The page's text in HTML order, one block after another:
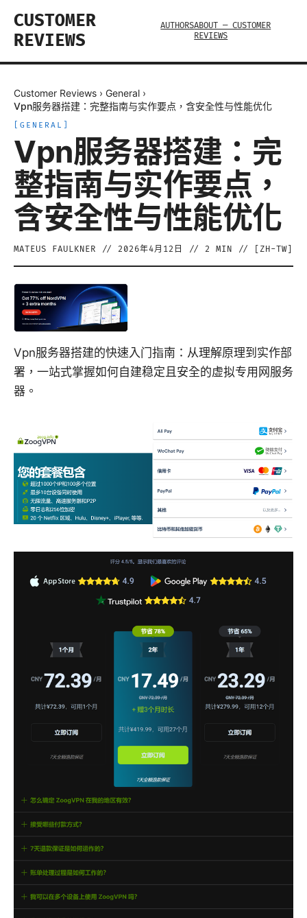
CUSTOMER
REVIEWS
AUTHORSABOUT — CUSTOMER
REVIEWS
Customer Reviews › General ›
Vpn服务器搭建：完整指南与实作要点，含安全性与性能优化
GENERAL
Vpn服务器搭建：完
整指南与实作要点，
含安全性与性能优化
MATEUS FAULKNER // 2026年4月12日 // 2 MIN // [ ZH-TW
Vpn服务器搭建的快速入门指南：从理解原理到实作部
署，一站式掌握如何自建稳定且安全的虚拟专用网服务
器。